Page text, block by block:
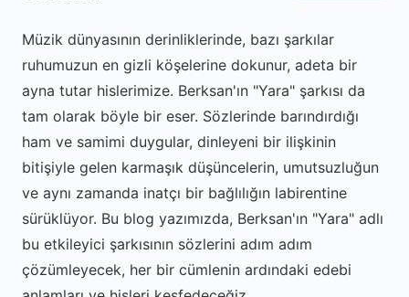
Müzik dünyasının derinliklerinde, bazı şarkılar
ruhumuzun en gizli köşelerine dokunur, adeta bir
ayna tutar hislerimize. Berksan'ın "Yara" şarkısı da
tam olarak böyle bir eser. Sözlerinde barındırdığı
ham ve samimi duygular, dinleyeni bir ilişkinin
bitişiyle gelen karmaşık düşüncelerin, umutsuzluğun
ve aynı zamanda inatçı bir bağlılığın labirentine
sürüklüyor. Bu blog yazımızda, Berksan'ın "Yara" adlı
bu etkileyici şarkısının sözlerini adım adım
çözümleyecek, her bir cümlenin ardındaki edebi